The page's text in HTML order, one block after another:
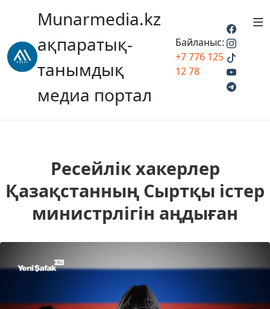
Munarmedia.kz
ақпаратық-
танымдық
медиа портал
Байланыс:
+7 776 125
12 78
Ресейлік хакерлер
Қазақстанның Сыртқы істер
министрлігін аңдыған